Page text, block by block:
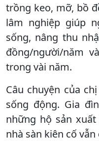
trồng keo, mỡ, bồ
lâm nghiệp giúp
sống, nâng thu
đồng/người/năm
trong vài năm.
Câu chuyện của
sống động. Gia
những hộ sản
nhà sàn kiên cố